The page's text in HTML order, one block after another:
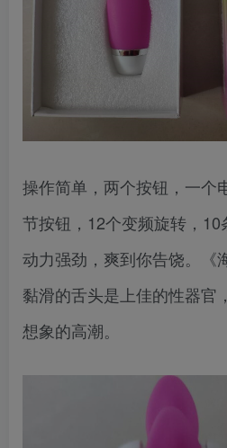
操作简单，两个按钮，一个
节按钮，12个变频旋转，10
动力强劲，爽到你告饶。《
黏滑的舌头是上佳的性器官
想象的高潮。